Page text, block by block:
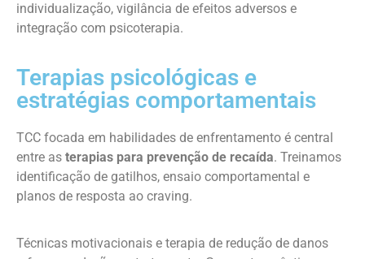
individualização, vigilância de efeitos adversos e
integração com psicoterapia.
Terapias psicológicas e
estratégias comportamentais
TCC focada em habilidades de enfrentamento é central
entre as terapias para prevenção de recaída. Treinamos
identificação de gatilhos, ensaio comportamental e
planos de resposta ao craving.
Técnicas motivacionais e terapia de redução de danos